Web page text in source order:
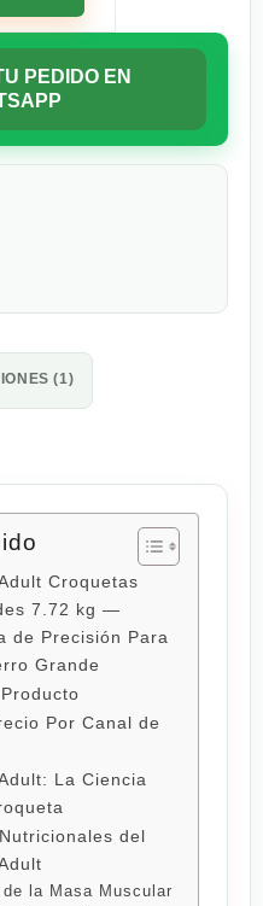
PEDIDO EN
(1)
Croquetas
7.72 kg —
de Precisión Para
Grande
Por Canal de
La Ciencia
del
la Masa Muscular